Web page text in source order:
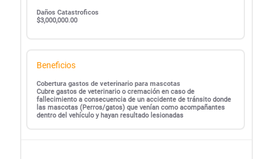
Daños Catastroficos
$3,000,000.00
Beneficios
Cobertura gastos de veterinario para mascotas
Cubre gastos de veterinario o cremación en caso de
fallecimiento a consecuencia de un accidente de tránsito donde
las mascotas (Perros/gatos) que venían como acompañantes
dentro del vehículo y hayan resultado lesionadas